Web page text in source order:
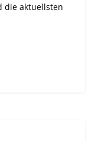
die aktuellsten